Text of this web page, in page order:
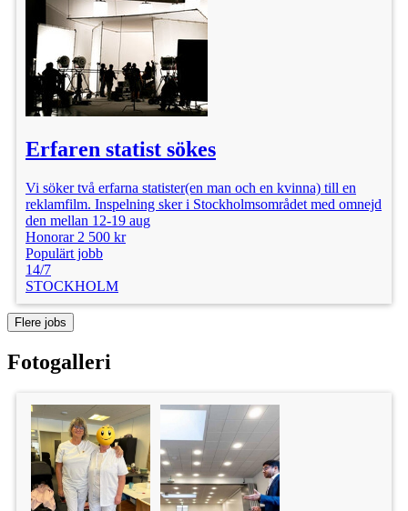
Erfaren statist sökes
Vi söker två erfarna statister(en man och en kvinna) till en
reklamfilm. Inspelning sker i Stockholmsområdet med omnejd
den mellan 12-19 aug
Honorar 2 500 kr
Populärt jobb
14/7
STOCKHOLM
Flere jobs
Fotogalleri